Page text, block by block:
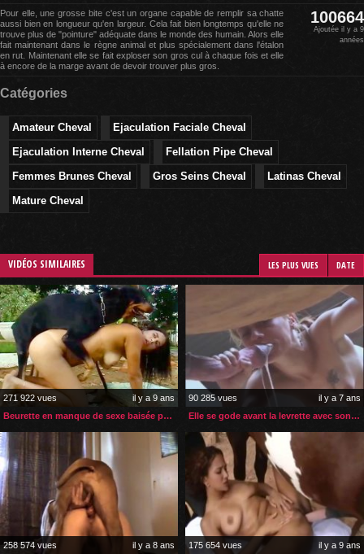
Pour elle, une grosse bite c'est un organe capable de remplir sa chatte
aussi bien en longueur qu'en largeur. Cela fait bien longtemps qu'elle ne
trouve plus de "pointure" adéquate dans le monde des humain. Alors elle
fait maintenant dans le règne animal et plus spécialement dans l'étalon
en rut. Maintenant elle se fait exploser son gros cul à chaque fois et elle
à encore de la marge avant de devoir trouver plus gros.
100664
Ajoutée il y a 9
années
Catégories
Amateur Cheval
Ejaculation Faciale Cheval
Ejaculation Interne Cheval
Fellation Pipe Cheval
Femmes Brunes Cheval
Gros Seins Cheval
Latinas Cheval
Mature Cheval
VIDÉOS SIMILAIRES LES PLUS VUES DATE
271 922 vues
il y a 9 ans
Beurette en manque de sexe baisée par son chien
90 285 vues
il y a 7 ans
Elle se gode avant la levrette avec son cheval
258 574 vues
il y a 8 ans
175 654 vues
il y a 9 ans